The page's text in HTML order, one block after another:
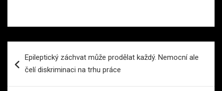
proEpileptický záchvat může prodělat každý. Nemocní ale
čelí diskriminaci na trhu práce